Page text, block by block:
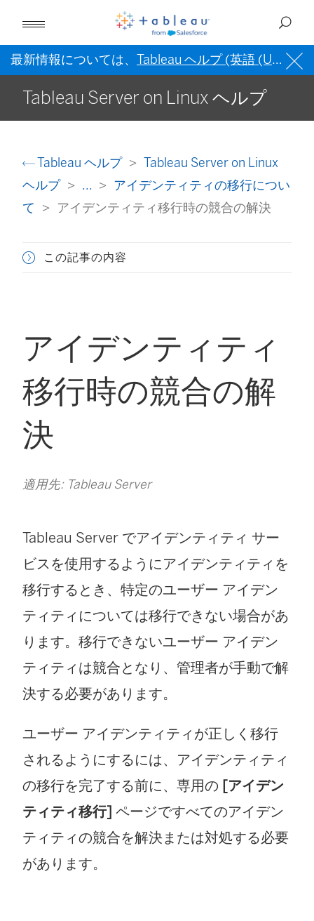
最新情報については、 Tableau ヘルプ (英語 (US)) を
Tableau Server on Linux ヘルプ
Tableau ヘルプ
Tableau Server on Linux
ヘルプ
...
アイデンティティの移行につい
て
アイデンティティ移行時の競合の解決
この記事の内容
アイデンティティ
移行時の競合の解
決
適用先: Tableau Server
Tableau Server でアイデンティティ サー
ビスを使用するようにアイデンティティを
移行するとき、特定のユーザー アイデン
ティティについては移行できない場合があ
ります。移行できないユーザー アイデン
ティティは競合となり、管理者が手動で解
決する必要があります。
ユーザー アイデンティティが正しく移行
されるようにするには、アイデンティティ
の移行を完了する前に、専用の [アイデン
ティティ移行] ページですべてのアイデン
ティティの競合を解決または対処する必要
があります。